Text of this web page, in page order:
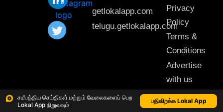
சமீபத்திய செய்திகள் மற்றும் வேலைகளைப் பெற
Lokal App நிறுவவும்
பதிவிறக்க Lokal App
getlokalapp.com
telugu.getlokalapp.com
Privacy
Policy
Terms &
Conditions
Advertise
with us
Sitemap
This material may not be published, transmitted, rewritten or redistributed. © 2020 Lokal App. All rights reserved.